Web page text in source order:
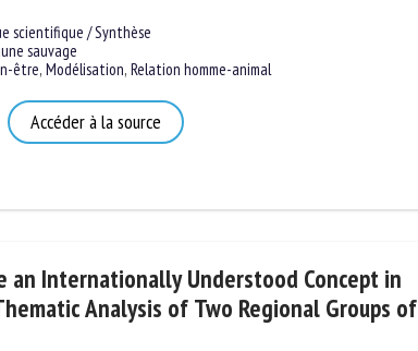
scientifique / Synthèse
sauvage
être, Modélisation, Relation homme-animal
Accéder à la source
an Internationally Understood Concept in
Analysis of Two Regional Groups of